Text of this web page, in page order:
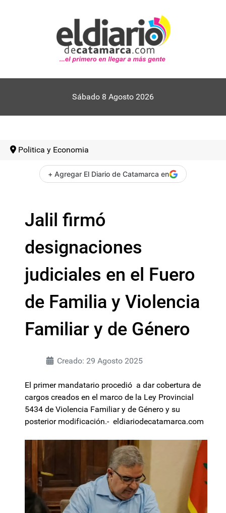
Sábado 8 Agosto 2026
Politica y Economia
+ Agregar El Diario de Catamarca en
Jalil firmó
designaciones
judiciales en el Fuero
de Familia y Violencia
Familiar y de Género
Creado: 29 Agosto 2025
El primer mandatario procedió a dar cobertura de
cargos creados en el marco de la Ley Provincial
5434 de Violencia Familiar y de Género y su
posterior modificación.- eldiariodecatamarca.com